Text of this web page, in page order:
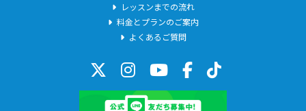
生徒さん達からのご要望などに耳を傾けながら自然に出来上がっ
レッスンまでの流れ
料金とプランのご案内
よくあるご質問